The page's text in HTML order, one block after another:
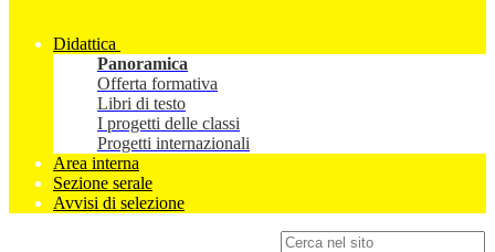
Didattica
Panoramica
Offerta formativa
Libri di testo
I progetti delle classi
Progetti internazionali
Area interna
Sezione serale
Avvisi di selezione